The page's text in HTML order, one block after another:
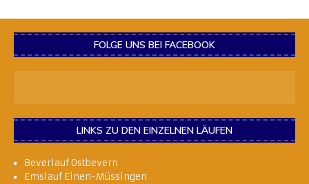
FOLGE UNS BEI FACEBOOK
LINKS ZU DEN EINZELNEN LÄUFEN
Beverlauf Ostbevern
Emslauf Einen-Müssingen